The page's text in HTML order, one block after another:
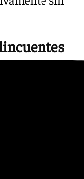
que buscan
componente